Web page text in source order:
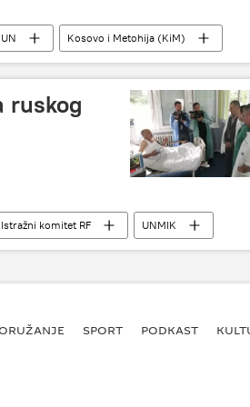
UN Kosovo i Metohija (KiM)
ruskog
Istražni komitet RF UNMIK
SPORT PODKAST